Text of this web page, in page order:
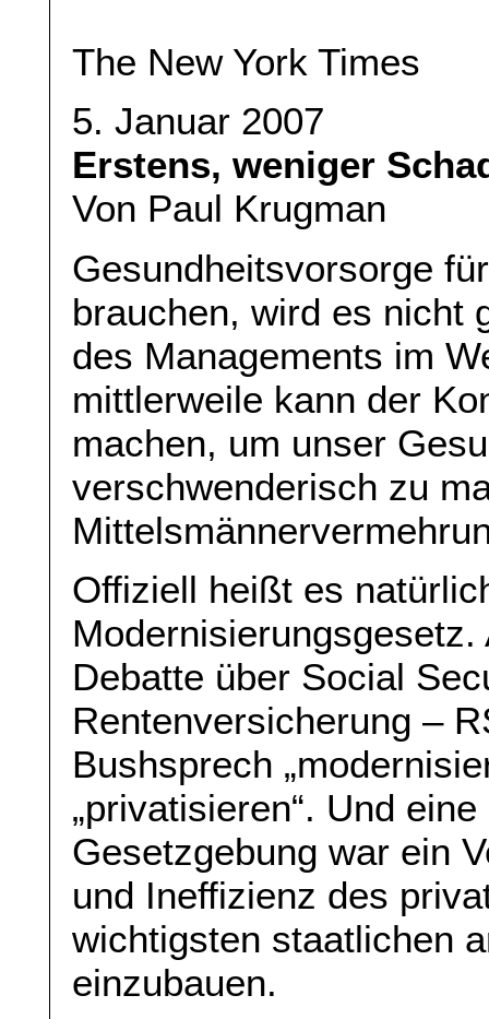
The New York Times
5. Januar 2007
Erstens, weniger
Von Paul Krugman
Gesundheitsvorsorge
brauchen, wird es nicht
des Managements im
mittlerweile kann der
machen, um unser
verschwenderisch zu
Offiziell heißt es
Debatte über Social
Rentenversicherung –
Bushsprech
„privatisieren“. Und
Gesetzgebung war ein
und Ineffizienz des
wichtigsten staatlichen
einzubauen.